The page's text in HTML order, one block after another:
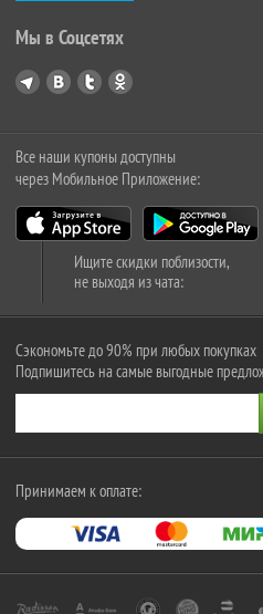
Мы в Соцсетях
Все наши купоны доступны
через Мобильное Приложение:
Ищите скидки поблизости,
не выходя из чата:
Сэкономьте до 90% при любых покупках
Подпишитесь на самые выгодные
Принимаем к оплате: